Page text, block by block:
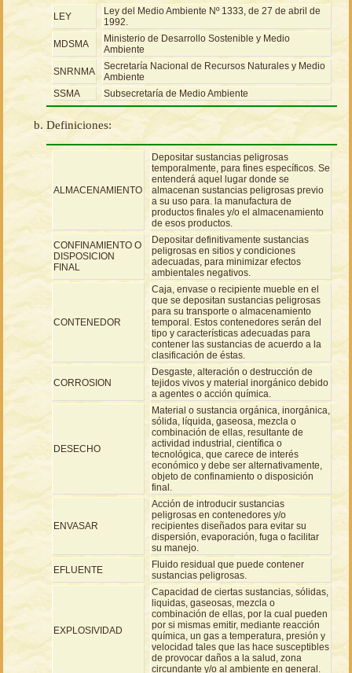
LEY
Ley del Medio Ambiente Nº 1333, de 27 de abril de
1992.
MDSMA
Ministerio de Desarrollo Sostenible y Medio
Ambiente
SNRNMA
Secretaría Nacional de Recursos Naturales y Medio
Ambiente
SSMA
Subsecretaría de Medio Ambiente
Definiciones:
ALMACENAMIENTO
Depositar sustancias peligrosas
temporalmente, para fines específicos. Se
entenderá aquel lugar donde se
almacenan sustancias peligrosas previo
a su uso para. la manufactura de
productos finales y/o el almacenamiento
de esos productos.
CONFINAMIENTO O
DISPOSICION
FINAL
Depositar definitivamente sustancias
peligrosas en sitios y condiciones
adecuadas, para minimizar efectos
ambientales negativos.
CONTENEDOR
Caja, envase o recipiente mueble en el
que se depositan sustancias peligrosas
para su transporte o almacenamiento
temporal. Estos contenedores serán del
tipo y características adecuadas para
contener las sustancias de acuerdo a la
clasificación de éstas.
CORROSION
Desgaste, alteración o destrucción de
tejidos vivos y material inorgánico debido
a agentes o acción química.
DESECHO
Material o sustancia orgánica, inorgánica,
sólida, líquida, gaseosa, mezcla o
combinación de ellas, resultante de
actividad industrial, científica o
tecnológica, que carece de interés
económico y debe ser alternativamente,
objeto de confinamiento o disposición
final.
ENVASAR
Acción de introducir sustancias
peligrosas en contenedores y/o
recipientes diseñados para evitar su
dispersión, evaporación, fuga o facilitar
su manejo.
EFLUENTE
Fluido residual que puede contener
sustancias peligrosas.
EXPLOSIVIDAD
Capacidad de ciertas sustancias, sólidas,
liquidas, gaseosas, mezcla o
combinación de ellas, por la cual pueden
por si mismas emitir, mediante reacción
química, un gas a temperatura, presión y
velocidad tales que las hace susceptibles
de provocar daños a la salud, zona
circundante y/o al ambiente en general.